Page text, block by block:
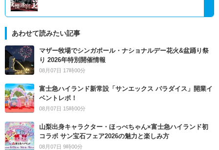
あわせて読みたい記事
マザー牧場でシンガポール・ナショナルデー花火&盆踊り祭
り 2026年特別開催情報
08月07日 17時00分
富士急ハイランド新常設「サンエックス パラダイス」開業イ
ベントレポ！
08月07日 15時00分
山梨出身キャラクター・ほっぺちゃん×富士急ハイランド初
コラボ サン宝石フェア2026の魅力と楽しみ方
08月07日 9時00分